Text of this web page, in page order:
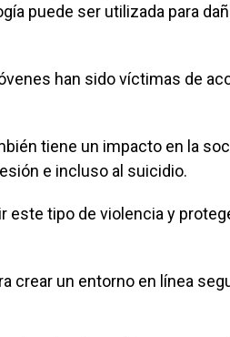
puede ser utilizada para
han sido víctimas de
tiene un impacto en la
e incluso al suicidio.
tipo de violencia y
crear un entorno en línea